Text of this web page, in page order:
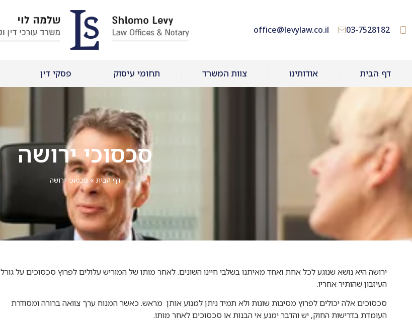
03-7528182
office@levylaw.co.il
דף הבית אודותינו צוות המשרד תחומי עיסוק פסקי דין
סכסוכי ירושה
דף הבית »סכסוכי ירושה
ירושה היא נושא שנוגע לכל אחת ואחד מאיתנו בשלבי חיינו השונים.לאחר מותו של המוריש עלולים לפרוץ סכסוכים על גורל
העיזבון שהותיר אחריו.
סכסוכים אלה יכולים לפרוץ מסיבות שונות ולא תמיד ניתן למנוע אותן מראש. כאשר המנוח ערך צוואה ברורה ומסודרת
העומדת בדרישות החוק, יש והדבר ימנע אי הבנות או סכסוכים לאחר מותו.